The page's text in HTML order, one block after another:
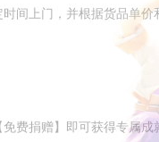
间上门，并根据货品单价
费捐赠】即可获得专属成